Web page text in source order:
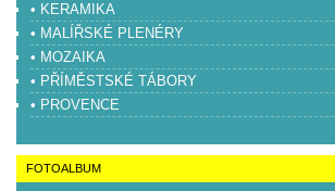
• KERAMIKA
• MALÍŘSKÉ PLENÉRY
• MOZAIKA
• PŘÍMĚSTSKÉ TÁBORY
• PROVENCE
FOTOALBUM